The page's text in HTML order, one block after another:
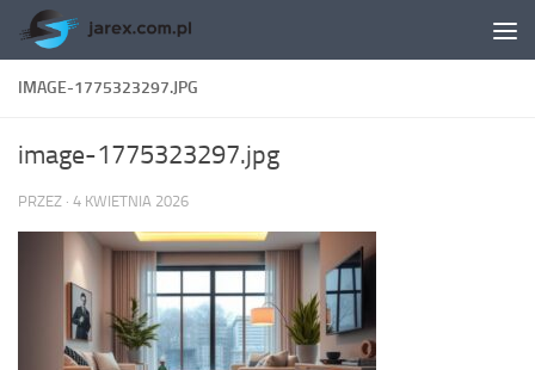
Skip to content
IMAGE-1775323297.JPG
image-1775323297.jpg
PRZEZ · 4 KWIETNIA 2026